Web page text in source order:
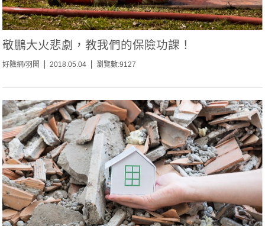
敬鵬大火悲劇，教我們的保險功課！
好險網/羽聞 2018.05.04 瀏覽數:9127